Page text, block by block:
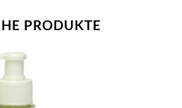
PRODUKTE